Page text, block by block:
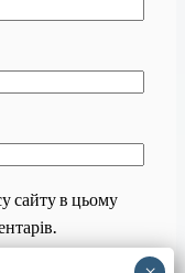
сайту в цьому